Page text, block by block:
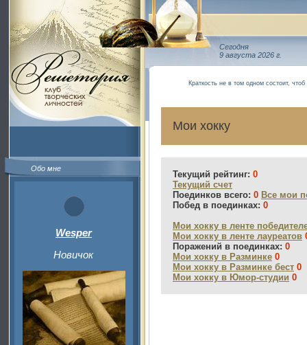
Обо мне
Wesper
Новичок
Сегодня
9 августа 2026 г.
Краткость не в том одном состоит,
Мои хокку
Текущий рейтинг: 0
Текущий счет
Поединков всего: 0 Все мои
Побед в поединках: 0
Мои хокку в ленте
Мои хокку в ленте лауреатов
Поражений в поединках: 0
Мои хокку в Разминке 0
Мои хокку в Разминке бест 0
Мои хокку в Юмор-студии 0